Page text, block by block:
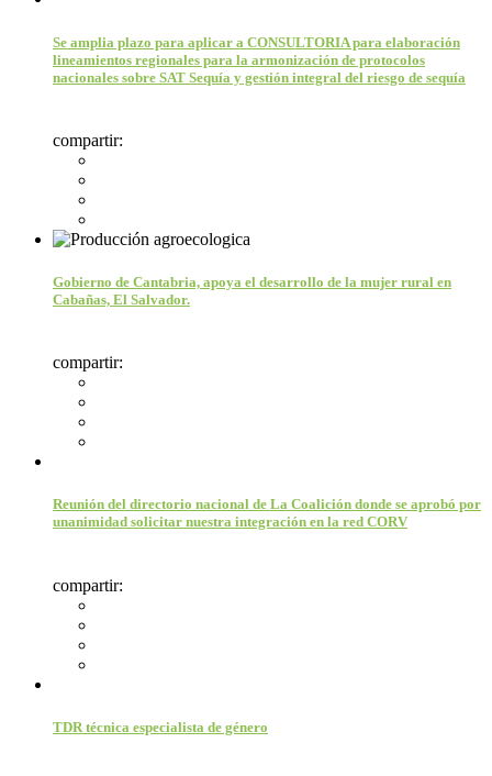
Se amplia plazo para aplicar a CONSULTORIA para elaboración
lineamientos regionales para la armonización de protocolos
nacionales sobre SAT Sequía y gestión integral del riesgo de sequía
compartir:
Gobierno de Cantabria, apoya el desarrollo de la mujer rural en
Cabañas, El Salvador.
compartir:
Reunión del directorio nacional de La Coalición donde se aprobó por
unanimidad solicitar nuestra integración en la red CORV
compartir:
TDR técnica especialista de género